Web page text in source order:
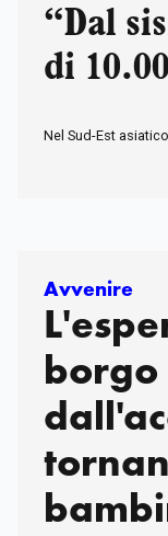
“Dal
di
Nel Sud-Est asiatico
Avvenire